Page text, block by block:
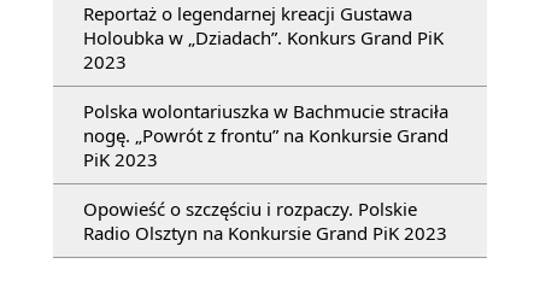
Reportaż o legendarnej kreacji Gustawa
Holoubka w „Dziadach”. Konkurs Grand PiK
2023
Polska wolontariuszka w Bachmucie straciła
nogę. „Powrót z frontu” na Konkursie Grand
PiK 2023
Opowieść o szczęściu i rozpaczy. Polskie
Radio Olsztyn na Konkursie Grand PiK 2023